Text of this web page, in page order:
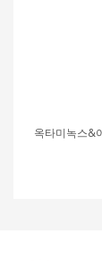
옥타미녹스&